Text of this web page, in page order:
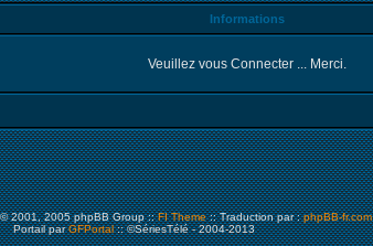
Informations
Veuillez vous Connecter ... Merci.
2001, 2005 phpBB Group ::FI Theme :: Traduction par :phpBB-fr.com
Portail parGFPortal:: ©SériesTélé - 2004-2013